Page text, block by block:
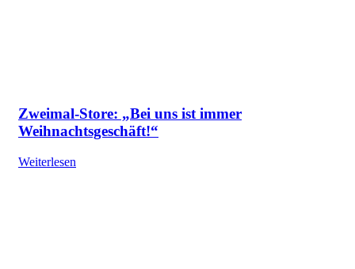
Zweimal-Store: „Bei uns ist immer
Weihnachtsgeschäft!“
Weiterlesen